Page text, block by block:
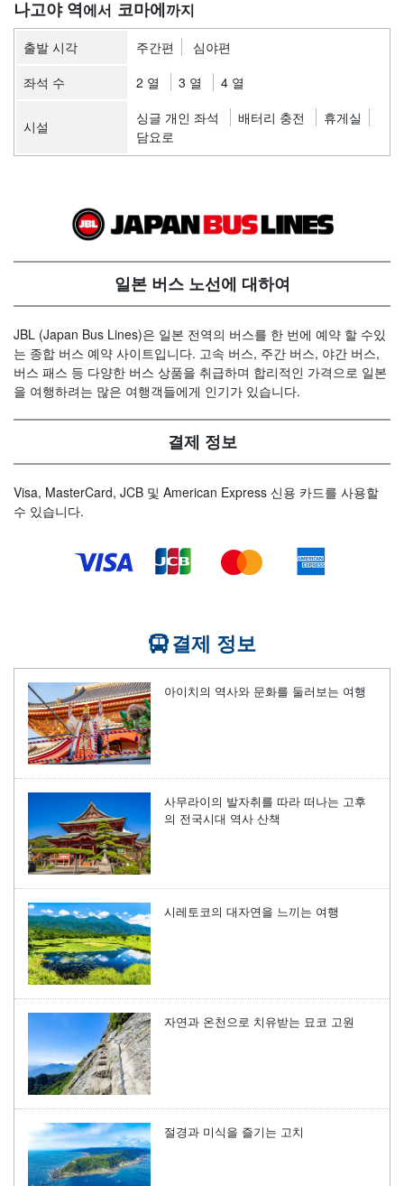
나고야 역 코마에
출발 시각 주간편
심야편
좌석 수
2 열 3 열 4 열
시설 싱글 개인 좌석 배터리 충전
휴게실
담요로
일본 버스 노선에 대하여
JBL (Japan Bus Lines)은 일본 전역의 버스를 한 번에 예약 할 수있
는 종합 버스 예약 사이트입니다. 고속 버스, 주간 버스, 야간 버스,
버스 패스 등 다양한 버스 상품을 취급하며 합리적인 가격으로 일본
을 여행하려는 많은 여행객들에게 인기가 있습니다.
결제 정보
Visa, MasterCard, JCB 및 American Express 신용 카드를 사용할
수 있습니다.
결제 정보
아이치의 역사와 문화를 둘러보는 여행
사무라이의 발자취를 따라 떠나는 고후
의 전국시대 역사 산책
시레토코의 대자연을 느끼는 여행
자연과 온천으로 치유받는 묘코 고원
절경과 미식을 즐기는 고치